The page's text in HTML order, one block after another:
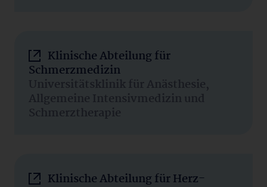
Klinische Abteilung für
Schmerzmedizin
Universitätsklinik für Anästhesie,
Allgemeine Intensivmedizin und
Schmerztherapie
Klinische Abteilung für Herz-